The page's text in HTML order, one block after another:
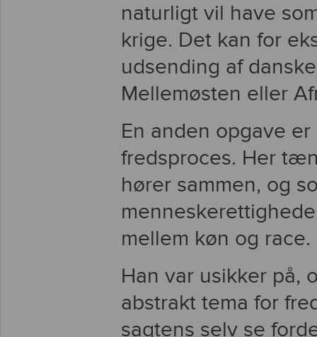
naturligt vil have
krige. Det kan for
udsending af
Mellemøsten eller
En anden opgave
fredsproces. Her
hører sammen, og
mellem køn og race.
Han var usikker på,
abstrakt tema for
sagtens selv se